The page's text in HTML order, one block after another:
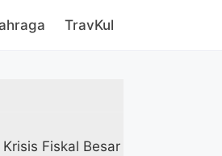
TravKul
Fiskal Besar